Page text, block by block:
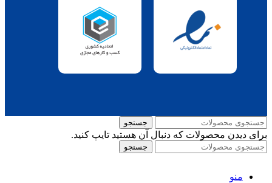
جستجو
برای دیدن محصولات که دنبال آن هستید تایپ کنید.
جستجو
منو